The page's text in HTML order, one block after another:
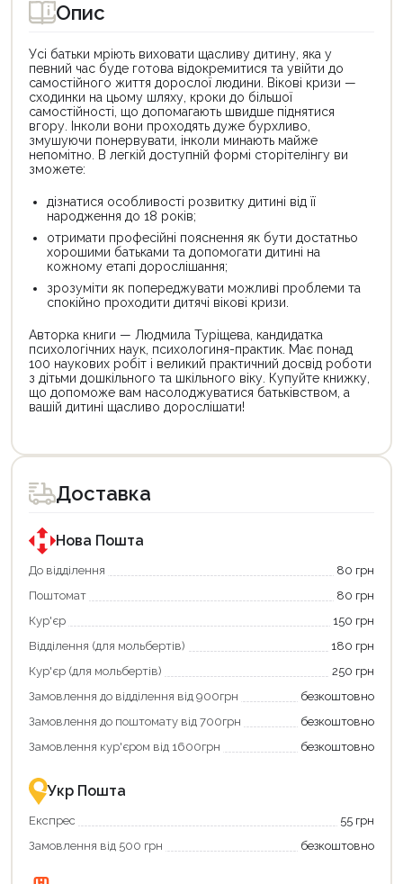
Опис
Усі батьки мріють виховати щасливу дитину, яка у
певний час буде готова відокремитися та увійти до
самостійного життя дорослої людини. Вікові кризи —
сходинки на цьому шляху, кроки до більшої
самостійності, що допомагають швидше піднятися
вгору. Інколи вони проходять дуже бурхливо,
змушуючи понервувати, інколи минають майже
непомітно. В легкій доступній формі сторітелінгу ви
зможете:
дізнатися особливості розвитку дитині від її
народження до 18 років;
отримати професійні пояснення як бути достатньо
хорошими батьками та допомогати дитині на
кожному етапі дорослішання;
зрозуміти як попереджувати можливі проблеми та
спокійно проходити дитячі вікові кризи.
Авторка книги — Людмила Туріщева, кандидатка
психологічних наук, психологиня-практик. Має понад
100 наукових робіт і великий практичний досвід роботи
з дітьми дошкільного та шкільного віку. Купуйте книжку,
що допоможе вам насолоджуватися батьківством, а
вашій дитині щасливо дорослішати!
товар
для
покупки
державною
програмою
єКнига.
Використовуйте
карту
щоб
зекономити
та
отримати
переваги!
картою
єКнига
–
зручно
та
товар
для
покупки
державною
програмою
«Національний
кешбек».
покупку
«Національний
кешбек»
та
отримуйте
повернення
Економте
більше
разом
державною
підтримкою!
Доставка
Нова Пошта
До відділення
80 грн
Поштомат
80 грн
Кур'єр
150 грн
Відділення (для мольбертів)
180 грн
Кур'єр (для мольбертів)
250 грн
Замовлення до відділення від 900грн
безкоштовно
Замовлення до поштомату від 700грн
безкоштовно
Замовлення кур'єром від 1600грн
безкоштовно
Укр Пошта
Експрес
55 грн
Замовлення від 500 грн
безкоштовно